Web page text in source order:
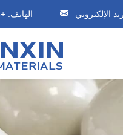
الهاتف: +86 19070858212